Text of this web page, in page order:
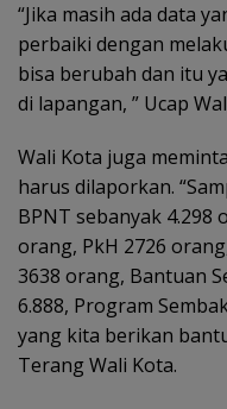
“Jika masih ada data
perbaiki dengan
bisa berubah dan itu
di lapangan, ” Ucap
Wali Kota juga
harus dilaporkan.
BPNT sebanyak 4.298
orang, PkH 2726
3638 orang, Bantuan
6.888, Program
yang kita berikan
Terang Wali Kota.